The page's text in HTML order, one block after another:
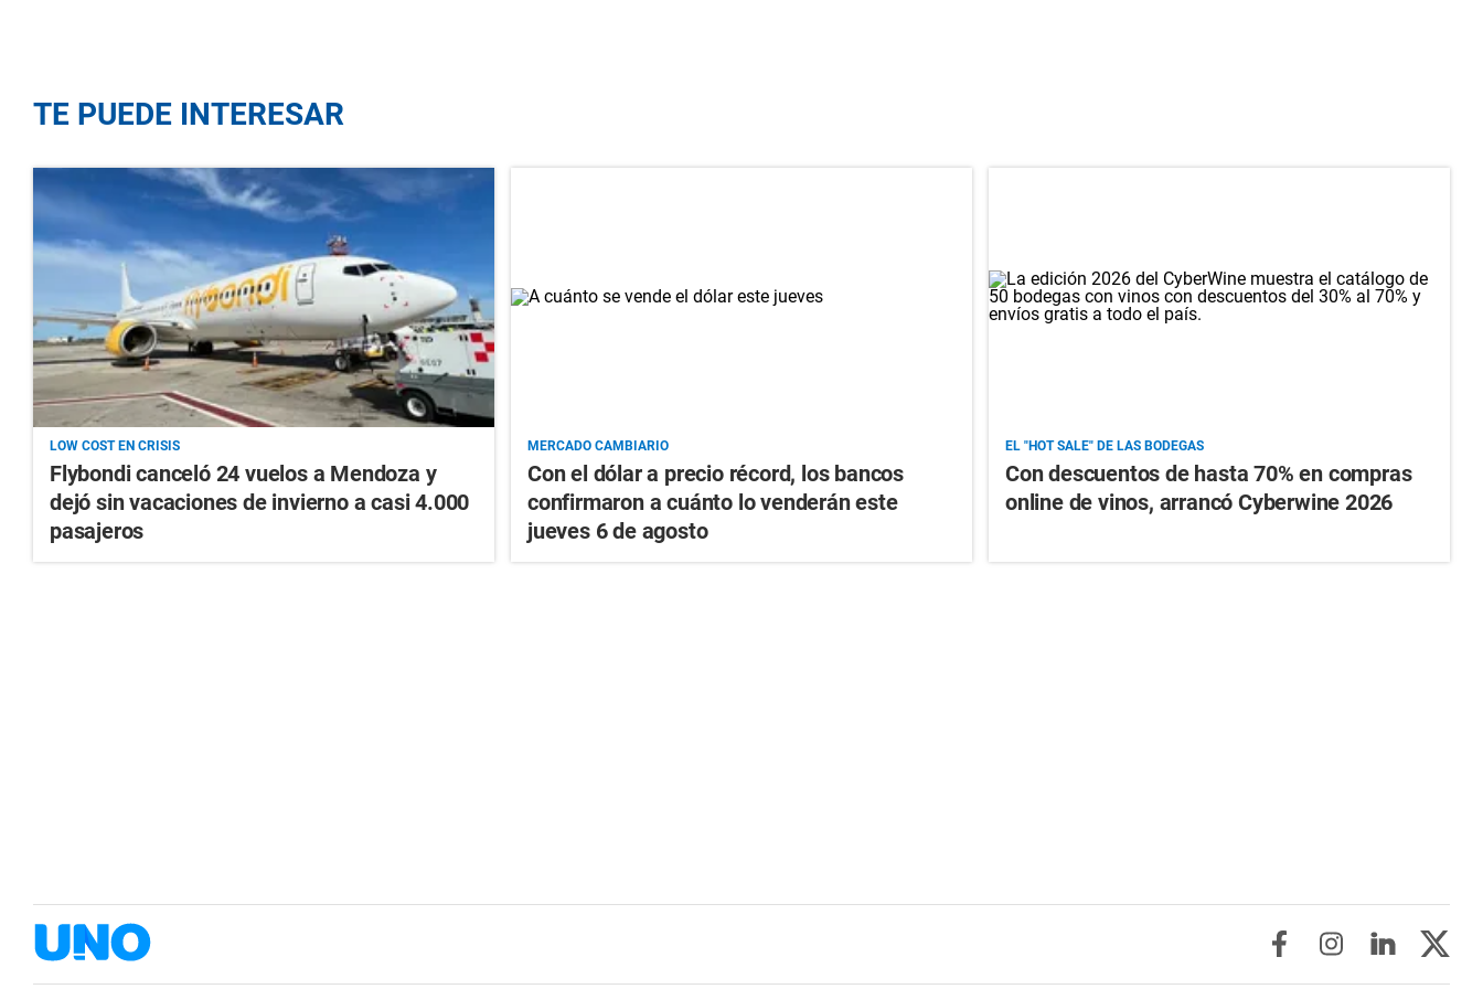
TE PUEDE INTERESAR
LOW COST EN CRISIS
Flybondi canceló 24 vuelos a Mendoza y
dejó sin vacaciones de invierno a casi 4.000
pasajeros
MERCADO CAMBIARIO
Con el dólar a precio récord, los bancos
confirmaron a cuánto lo venderán este
jueves 6 de agosto
EL "HOT SALE" DE LAS BODEGAS
Con descuentos de hasta 70% en compras
online de vinos, arrancó Cyberwine 2026